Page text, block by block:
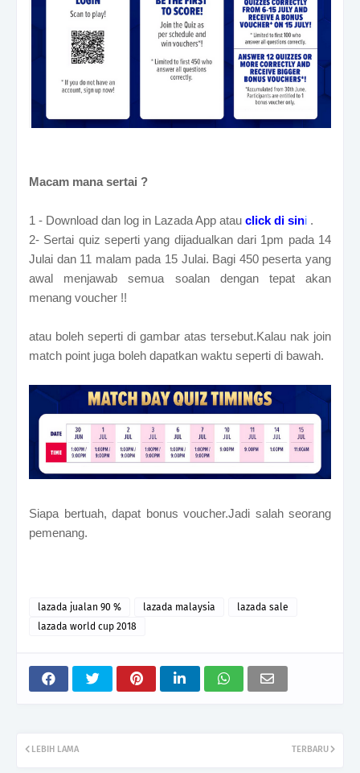
Macam mana sertai ?
1 - Download dan log in Lazada App atau click di sini .
2- Sertai quiz seperti yang dijadualkan dari 1pm pada 14
Julai dan 11 malam pada 15 Julai. Bagi 450 peserta yang
awal menjawab semua soalan dengan tepat akan
menang voucher !!
atau boleh seperti di gambar atas tersebut.Kalau nak join
match point juga boleh dapatkan waktu seperti di bawah.
Siapa bertuah, dapat bonus voucher.Jadi salah seorang
pemenang.
lazada jualan 90 % lazada malaysia
lazada sale
lazada world cup 2018
TERBARU
LEBIH LAMA